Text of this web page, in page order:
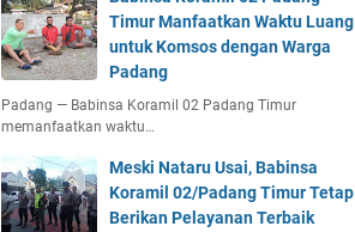
Timur Manfaatkan Waktu Luang
untuk Komsos dengan Warga
Padang
Padang — Babinsa Koramil 02 Padang Timur
memanfaatkan waktu…
Meski Nataru Usai, Babinsa
Koramil 02/Padang Timur Tetap
Berikan Pelayanan Terbaik